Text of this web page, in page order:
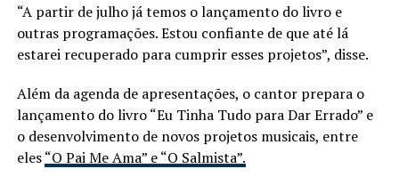
“A partir de julho já temos o lançamento do livro e
outras programações. Estou confiante de que até lá
estarei recuperado para cumprir esses projetos”, disse.
Além da agenda de apresentações, o cantor prepara o
lançamento do livro “Eu Tinha Tudo para Dar Errado” e
o desenvolvimento de novos projetos musicais, entre
eles“O Pai Me Ama” e “O Salmista”.